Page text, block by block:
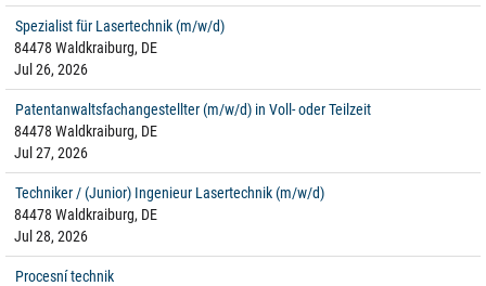
Spezialist für Lasertechnik (m/w/d)
84478 Waldkraiburg, DE
Jul 26, 2026
Patentanwaltsfachangestellter (m/w/d) in Voll- oder Teilzeit
84478 Waldkraiburg, DE
Jul 27, 2026
Techniker / (Junior) Ingenieur Lasertechnik (m/w/d)
84478 Waldkraiburg, DE
Jul 28, 2026
Procesní technik